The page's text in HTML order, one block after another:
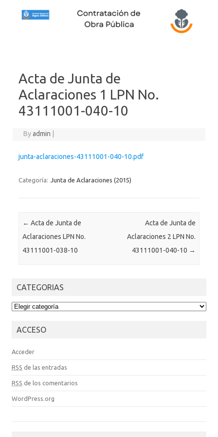
Acta de Junta de
Aclaraciones 1 LPN No.
43111001-040-10
Byadmin
junta-aclaraciones-43111001-040-10.pdf
Categoría: Junta de Aclaraciones (2015)
Post navigation
← Acta de Junta de
Aclaraciones LPN No.
43111001-038-10
Acta de Junta de
Aclaraciones 2 LPN No.
43111001-040-10 →
CATEGORIAS
CATEGORIAS
ACCESO
Acceder
RSS de las entradas
RSS de los comentarios
WordPress.org